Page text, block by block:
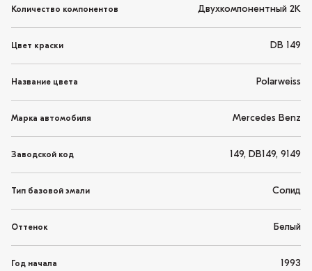
Количество компонентов Двухкомпонентный 2K
Цвет краски DB 149
Название цвета Polarweiss
Марка автомобиля Mercedes Benz
Заводской код 149, DB149, 9149
Тип базовой эмали Солид
Оттенок Белый
Год начала 1993